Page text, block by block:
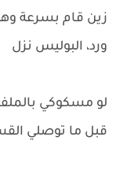
زين قام بسرعة
ورد، البوليس نزل
لو مسكوكي
قبل ما توصلي